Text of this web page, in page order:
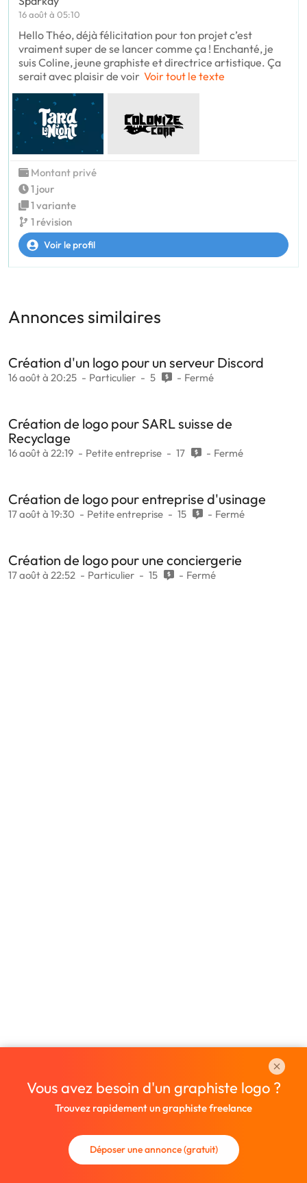
16 août à 05:10
Hello Théo, déjà félicitation pour ton projet c’est
vraiment super de se lancer comme ça ! Enchanté, je
suis Coline, jeune graphiste et directrice artistique. Ça
serait avec plaisir de voir Voir tout le texte
Montant privé
1 jour
1 variante
1 révision
Voir le profil
Annonces similaires
Création d'un logo pour un serveur Discord
16 août à 20:25 Particulier 5 Fermé
Création de logo pour SARL suisse de
Recyclage
16 août à 22:19 Petite entreprise 17 Fermé
Création de logo pour entreprise d'usinage
17 août à 19:30 Petite entreprise 15 Fermé
Création de logo pour une conciergerie
17 août à 22:52 Particulier 15 Fermé
Vous avez besoin d'un graphiste logo ?
Trouvez rapidement un graphiste freelance
Déposer une annonce (gratuit)